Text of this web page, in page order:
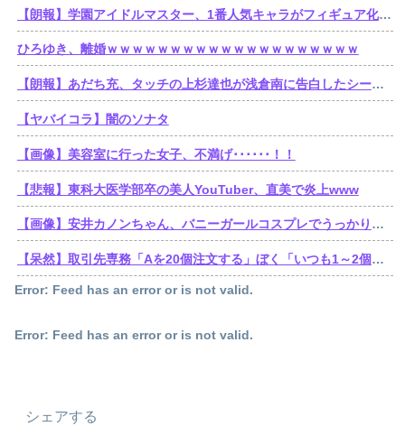
【朗報】学園アイドルマスター、1番人気キャラがフィギュア化wwwwwwwwwwwwwwwwwwww
ひろゆき、離婚ｗｗｗｗｗｗｗｗｗｗｗｗｗｗｗｗｗｗｗｗ
【朗報】あだち充、タッチの上杉達也が浅倉南に告白したシーンを完全再現wwwwwww
【ヤバイコラ】闇のソナタ
【画像】美容室に行った女子、不満げ･･････！！
【悲報】東科大医学部卒の美人YouTuber、直美で炎上www
【画像】安井カノンちゃん、バニーガールコスプレでうっかり谷間が見えてしまう
【呆然】取引先専務「Aを20個注文する」ぼく「いつも1～2個しか使わないけど本当に20であってる？」取専「あってる」⇒結果！
Error: Feed has an error or is not valid.
Error: Feed has an error or is not valid.
シェアする